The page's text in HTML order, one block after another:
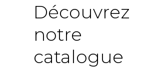
Découvrez
notre
catalogue